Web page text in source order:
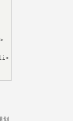
li>
划